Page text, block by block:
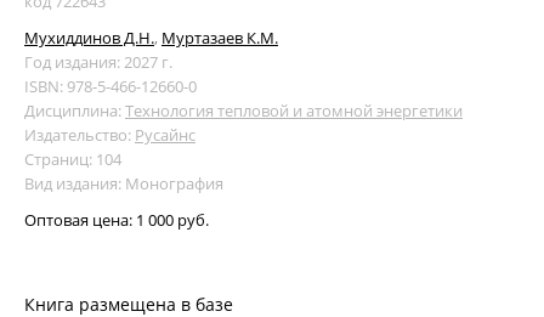
Мухиддинов Д.Н., Муртазаев К.М.
Год издания: 2027 г.
ISBN: 978-5-466-12660-0
Дисциплина:Технология тепловой и атомной энергетики
Издательство: Русайнс
Страниц: 104
Вид издания: Монография
Оптовая цена: 1 000 руб.
Книга размещена в базе